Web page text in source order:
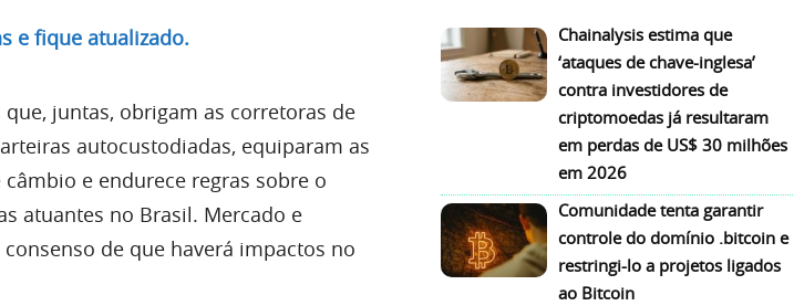
e fique atualizado.
juntas, obrigam as corretoras de
autocustodiadas, equiparam as
e endurece regras sobre o
atuantes no Brasil. Mercado e
de que haverá impactos no
Chainalysis estima que
‘ataques de chave-inglesa’
contra investidores de
criptomoedas já resultaram
em perdas de US$ 30 milhões
em 2026
Comunidade tenta garantir
controle do domínio .bitcoin e
restringi-lo a projetos ligados
ao Bitcoin